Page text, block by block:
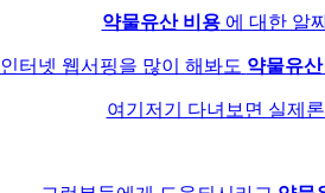
약물유산 비용에 대한 알
인터넷 웹서핑을 많이 해봐도 약물유
여기저기 다녀보면 실제